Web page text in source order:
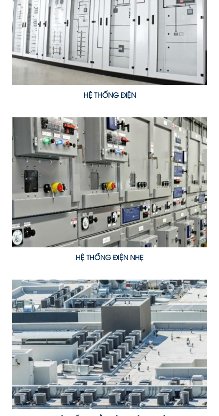
HỆ THỐNG ĐIỆN
HỆ THỐNG ĐIỆN NHẸ